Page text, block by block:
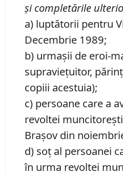
şi completările
a) luptătorii pentru
Decembrie 1989;
b) urmaşii de eroi-
supravieţuitor,
copiii acestuia);
c) persoane care a
revoltei
Braşov din
d) soţ al persoanei
în urma revoltei